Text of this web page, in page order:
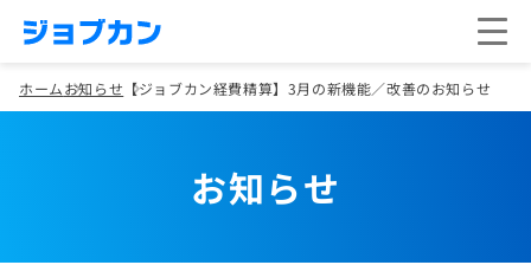
ホームお知らせ 【ジョブカン経費精算】3月の新機能／改善のお知らせ
お知らせ